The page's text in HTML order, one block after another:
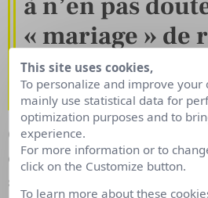
« mariage » de
le marketing et le
commerce ?
Oui, le commerce, le
communication sont fiancés.
s’approche et les préparatifs
This site uses cookies,
To personalize and improve your
mainly use statistical data for
optimization purposes and to
experience.
For more information or to
click on the Customize button.
To learn more about these